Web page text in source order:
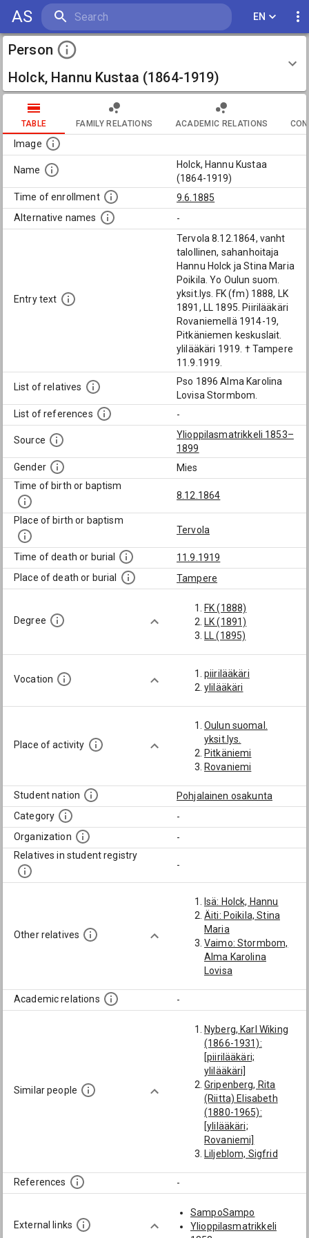
AS EN
Person
Holck, Hannu Kustaa (1864-1919)
TABLE FAMILY RELATIONS ACADEMIC RELATIONS
Image
Name
Holck, Hannu Kustaa
(1864-1919)
Time of enrollment
9.6.1885
Alternative names
-
Entry text
Tervola 8.12.1864, vanht
talollinen, sahanhoitaja
Hannu Holck ja Stina Maria
Poikila. Yo Oulun suom.
yksit.lys. FK (fm) 1888, LK
1891, LL 1895. Piirilääkäri
Rovaniemellä 1914-19,
Pitkäniemen keskuslait.
ylilääkäri 1919. † Tampere
11.9.1919.
List of relatives
Pso 1896 Alma Karolina
Lovisa Stormbom.
List of references
-
Source
Ylioppilasmatrikkeli 1853–
1899
Gender
Mies
Time of birth or baptism
8.12.1864
Place of birth or baptism
Tervola
Time of death or burial
11.9.1919
Place of death or burial
Tampere
Degree
FK (1888)
LK (1891)
LL (1895)
Vocation
piirilääkäri
ylilääkäri
Place of activity
Oulun suomal.
yksit.lys.
Pitkäniemi
Rovaniemi
Student nation
Pohjalainen osakunta
Category
-
Organization
-
Relatives in student registry
-
Other relatives
Isä: Holck, Hannu
Äiti: Poikila, Stina
Maria
Vaimo: Stormbom,
Alma Karolina
Lovisa
Academic relations -
Similar people
Nyberg, Karl Wiking
(1866-1931):
[piirilääkäri;
ylilääkäri]
Gripenberg, Rita
(Riitta) Elisabeth
(1880-1965):
[ylilääkäri;
Rovaniemi]
Liljeblom, Sigfrid
Nokia; Pitkäniemi]
Castrén, Juho Edvin
(1864-1907): [Yo
References -
External links
SampoSampo
Ylioppilasmatrikkeli